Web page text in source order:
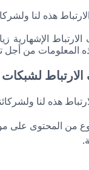
هذه لنا
الإشهارية
المعلومات من أجل
هذه لنا
من المحتوى على